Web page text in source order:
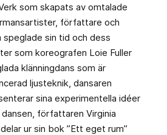
som skapats av omtalade
författare och
speglade sin tid och dess
som koreografen Loie Fuller
klänningdans som är
ljusteknik, dansaren
sina experimentella idéer
författaren Virginia
ur sin bok ”Ett eget rum”